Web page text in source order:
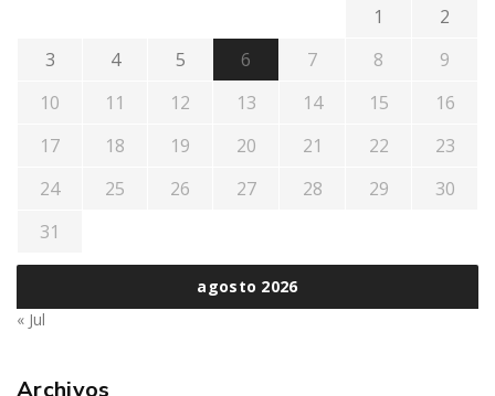
agosto 2026
1
2
3
4 5 6 7 8
9
10
11 12 13 14 15
16
17
18 19 20 21 22
23
24
25 26 27 28 29
30
31
« Jul